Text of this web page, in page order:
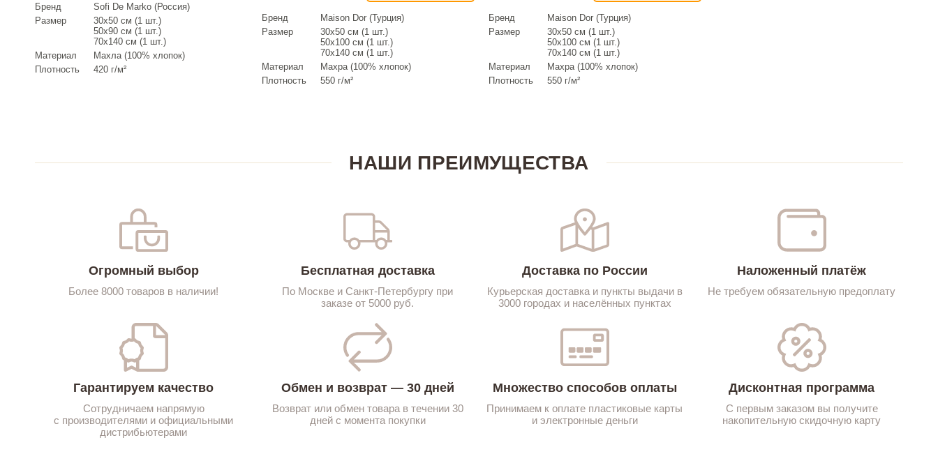
Бренд
Sofi De Marko (Россия)
Размер
30х50 см (1 шт.)
50х90 см (1 шт.)
70х140 см (1 шт.)
Материал
Махла (100% хлопок)
Плотность
420 г/м²
Бренд
Maison Dor (Турция)
Размер
30х50 см (1 шт.)
50х100 см (1 шт.)
70х140 см (1 шт.)
Материал
Махра (100% хлопок)
Плотность
550 г/м²
Бренд
Maison Dor (Турция)
Размер
30х50 см (1 шт.)
50х100 см (1 шт.)
70х140 см (1 шт.)
Материал
Махра (100% хлопок)
Плотность
550 г/м²
НАШИ ПРЕИМУЩЕСТВА
Огромный выбор
Более 8000 товаров в наличии!
Бесплатная доставка
По Москве и Санкт-Петербургу при
заказе от 5000 руб.
Доставка по России
Курьерская доставка и пункты выдачи в
3000 городах и населённых пунктах
Наложенный платёж
Не требуем обязательную предоплату
Гарантируем качество
Сотрудничаем напрямую
с производителями и официальными
дистрибьютерами
Обмен и возврат — 30 дней
Возврат или обмен товара в течении 30
дней с момента покупки
Множество способов оплаты
Принимаем к оплате пластиковые карты
и электронные деньги
Дисконтная программа
С первым заказом вы получите
накопительную скидочную карту